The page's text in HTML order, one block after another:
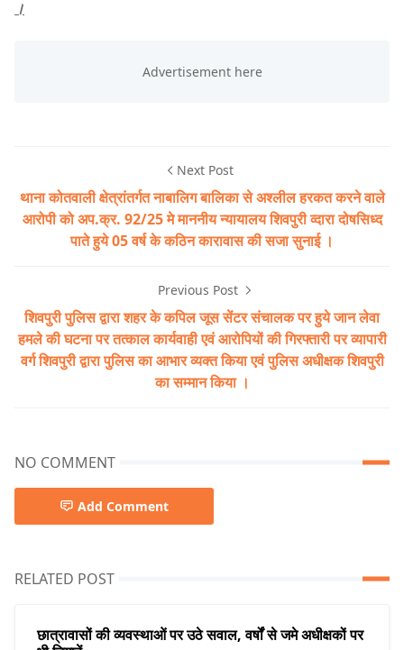
।
Next Post
थाना कोतवाली क्षेत्रांतर्गत नाबालिग बालिका से अश्लील हरकत करने वाले
आरोपी को अप.क्र. 92/25 मे माननीय न्यायालय शिवपुरी व्दारा दोषसिध्द
पाते हुये 05 वर्ष के कठिन कारावास की सजा सुनाई ।
Previous Post
शिवपुरी पुलिस द्वारा शहर के कपिल जूस सेंटर संचालक पर हुये जान लेवा
हमले की घटना पर तत्काल कार्यवाही एवं आरोपियों की गिरफ्तारी पर व्यापारी
वर्ग शिवपुरी द्वारा पुलिस का आभार व्यक्त किया एवं पुलिस अधीक्षक शिवपुरी
का सम्मान किया ।
NO COMMENT
Add Comment
RELATED POST
छात्रावासों की व्यवस्थाओं पर उठे सवाल, वर्षों से जमे अधीक्षकों पर